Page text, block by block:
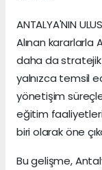
ANTALYA'NIN
Alınan kararlarla
daha da stratejik
yalnızca temsil
yönetişim
eğitim
biri olarak öne
Bu gelişme,